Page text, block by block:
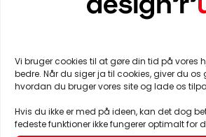
Vi bruger cookies til at gøre din tid på vores
bedre. Når du siger ja til cookies, giver du os
hvordan du bruger vores site og lade os
Hvis du ikke er med på ideen, kan det dog
fedeste funktioner ikke fungerer optimalt for
Previous 1 2